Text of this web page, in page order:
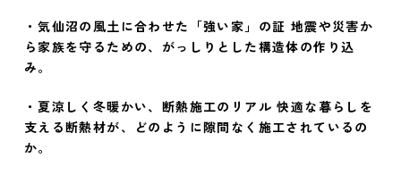
・気仙沼の風土に合わせた「強い家」の証 地震や災害か
ら家族を守るための、がっしりとした構造体の作り込
み。
・夏涼しく冬暖かい、断熱施工のリアル 快適な暮らしを
支える断熱材が、どのように隙間なく施工されているの
か。